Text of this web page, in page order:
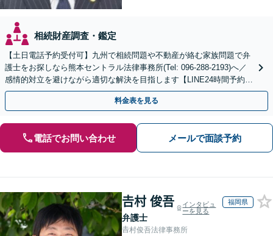
相続財産調査・鑑定
【土日電話予約受付可】九州で相続問題や不動産が絡む家族問題で弁
護士をお探しなら熊本セントラル法律事務所(Tel: 096-288-2193)へ／
感情的対立を避けながら適切な解決を目指します【LINE24時間予約受
付可】【休日・夜間相談可】
料金表を見る
電話でお問い合わせ メールで面談予約
𠮷村 俊吾
弁護士
インタビュ
ーを見る
福岡県
𠮷村俊吾法律事務所